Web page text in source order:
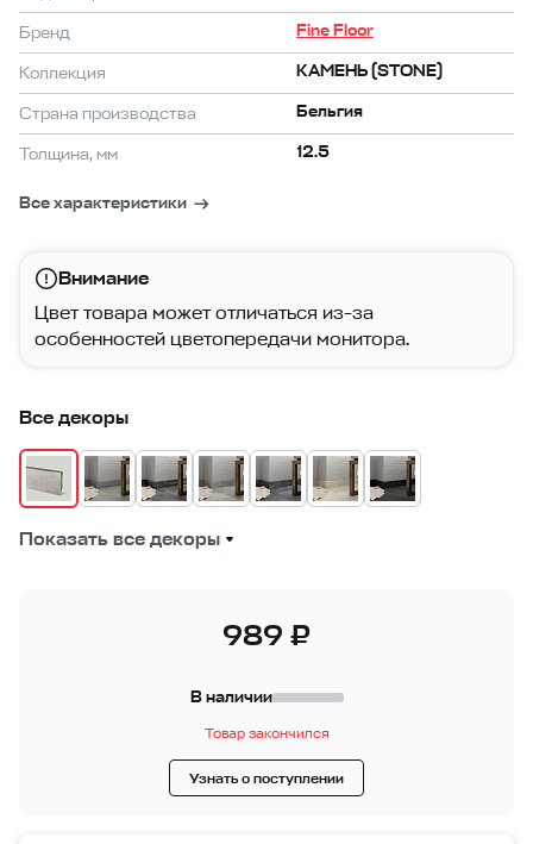
Бренд Fine Floor
Коллекция КАМЕНЬ (STONE)
Страна производства Бельгия
Толщина, мм 12.5
Все характеристики
Внимание
Цвет товара может отличаться из-за
особенностей цветопередачи монитора.
Все декоры
Показать все декоры
989 ₽
В наличии
Товар закончился
Узнать о поступлении